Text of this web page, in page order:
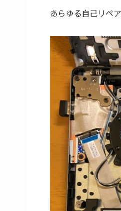
あらゆる自己リペ